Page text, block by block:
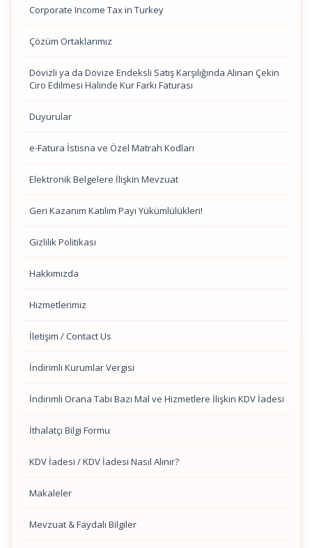
Corporate Income Tax in Turkey
Çözüm Ortaklarımız
Dövizli ya da Dövize Endeksli Satış Karşılığında Alınan Çekin
Ciro Edilmesi Halinde Kur Farkı Faturası
Duyurular
e-Fatura İstisna ve Özel Matrah Kodları
Elektronik Belgelere İlişkin Mevzuat
Geri Kazanım Katılım Payı Yükümlülükleri!
Gizlilik Politikası
Hakkımızda
Hizmetlerimiz
İletişim / Contact Us
İndirimli Kurumlar Vergisi
İndirimli Orana Tabi Bazı Mal ve Hizmetlere İlişkin KDV İadesi
İthalatçı Bilgi Formu
KDV İadesi / KDV İadesi Nasıl Alınır?
Makaleler
Mevzuat & Faydalı Bilgiler